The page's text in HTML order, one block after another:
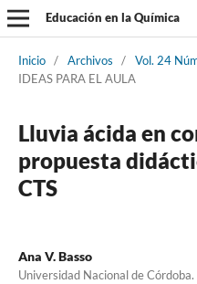
Educación en la Química
Inicio / Archivos / Vol. 24
IDEAS PARA EL AULA
Lluvia ácida en
propuesta
CTS
Ana V. Basso
Universidad Nacional de